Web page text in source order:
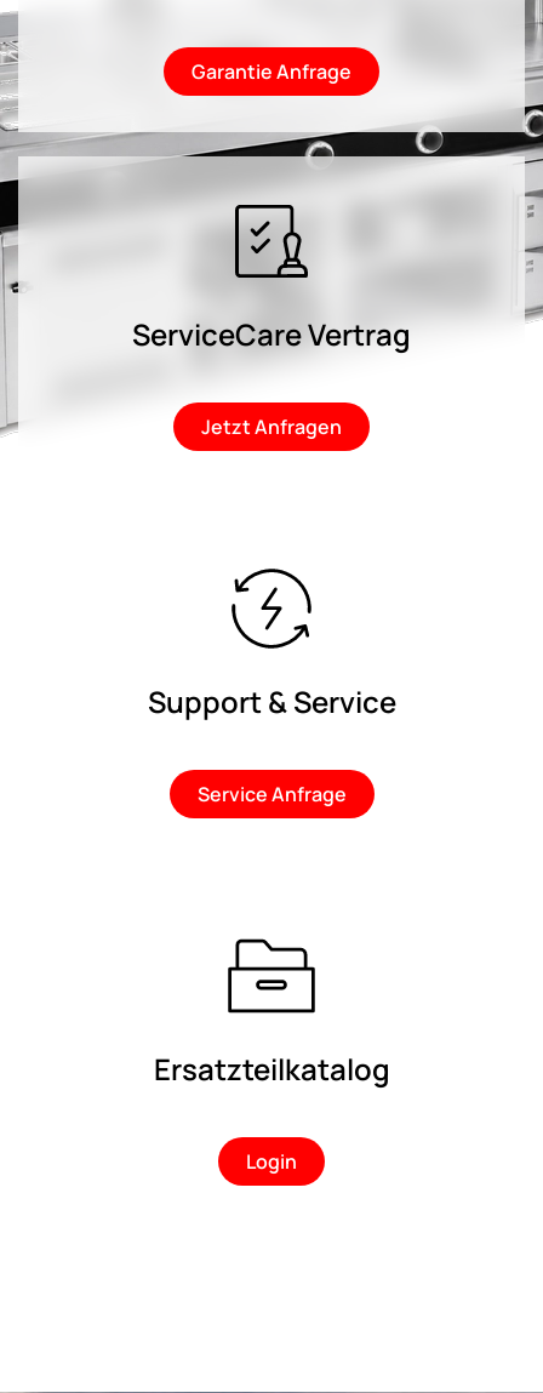
Garantie Anfrage
ServiceCare Vertrag
Jetzt Anfragen
Support & Service
Service Anfrage
Ersatzteilkatalog
Login